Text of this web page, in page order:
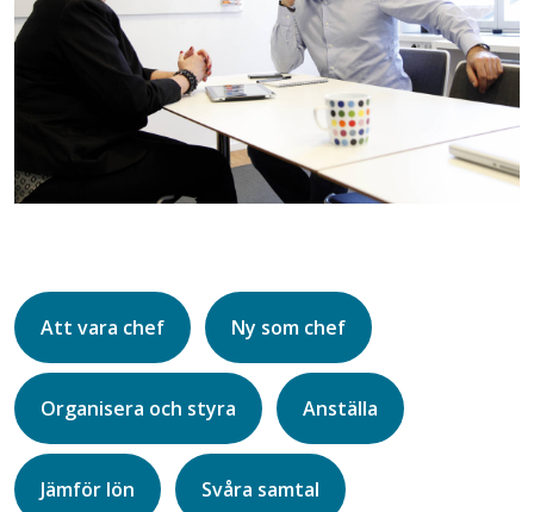
Att vara chef Ny som chef
Organisera och styra Anställa
Jämför lön Svåra samtal